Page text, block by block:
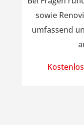
sowie
umfassend